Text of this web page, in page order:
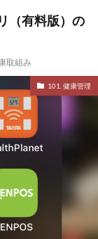
（有料版）の
取組み
101. 健康管理